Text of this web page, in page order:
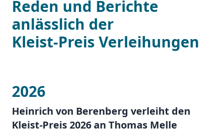
Reden und Berichte
anlässlich der
Kleist-Preis Verleihungen
2026
Heinrich von Berenberg verleiht den
Kleist-Preis 2026 an Thomas Melle